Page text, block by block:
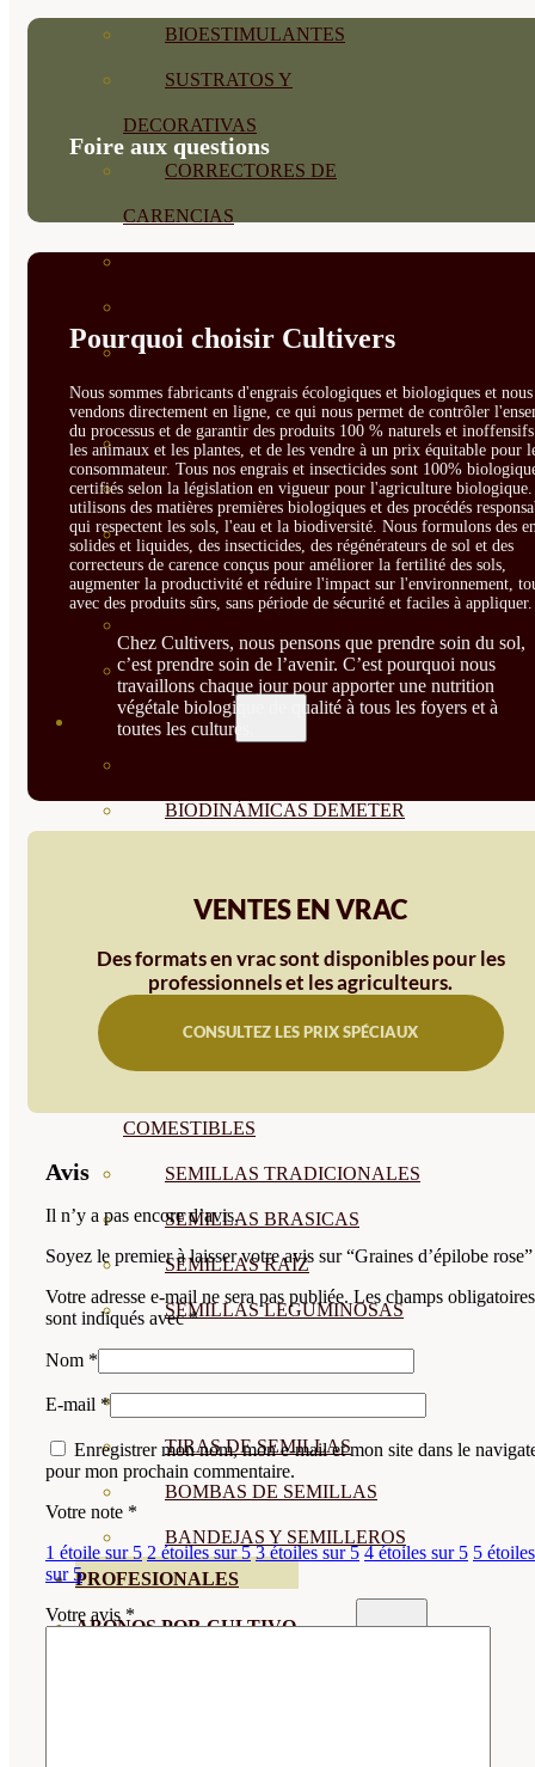
BIOESTIMULANTES
SUSTRATOS Y
DECORATIVAS
CORRECTORES DE
CARENCIAS
REGENERADORES DEL
SUELO
ÁCIDOS HÚMICOS
MATERIAS PRIMAS
PROTECCIÓN CULTIVOS Y
PLANTAS
GROWPUNCH
SEMILLAS
BIODINÁMICAS DEMETER
SEMILLAS HORTALIZA DE
SEMILLAS AROMÁTICAS
SEMILLAS FLORES
COMESTIBLES
SEMILLAS TRADICIONALES
SEMILLAS BRASICAS
SEMILLAS RAÍZ
SEMILLAS LEGUMINOSAS
MICROGREEN
CUBIERTAS VEGETALES
TIRAS DE SEMILLAS
BOMBAS DE SEMILLAS
BANDEJAS Y SEMILLEROS
PROFESIONALES
ABONOS POR CULTIVO
Foire aux questions
Pourquoi choisir Cultivers
Nous sommes fabricants d'engrais écologiques et biologiques et nous
vendons directement en ligne, ce qui nous permet de contrôler
du processus et de garantir des produits 100 % naturels et
les animaux et les plantes, et de les vendre à un prix équitable pour
consommateur. Tous nos engrais et insecticides sont 100%
certifiés selon la législation en vigueur pour l'agriculture biologique.
utilisons des matières premières biologiques et des procédés
qui respectent les sols, l'eau et la biodiversité. Nous formulons des
solides et liquides, des insecticides, des régénérateurs de sol et des
correcteurs de carence conçus pour améliorer la fertilité des sols,
augmenter la productivité et réduire l'impact sur l'environnement,
avec des produits sûrs, sans période de sécurité et faciles à appliquer.
Chez Cultivers, nous pensons que prendre soin du sol,
c’est prendre soin de l’avenir. C’est pourquoi nous
travaillons chaque jour pour apporter une nutrition
végétale biologique de qualité à tous les foyers et à
toutes les cultures.
VENTES EN VRAC
Des formats en vrac sont disponibles pour les
professionnels et les agriculteurs.
CONSULTEZ LES PRIX SPÉCIAUX
Avis
Il n’y a pas encore d’avis.
Soyez le premier à laisser votre avis sur “Graines d’épilobe rose”
Votre adresse e-mail ne sera pas publiée. Les champs obligatoires
sont indiqués avec*
Nom *
E-mail *
Enregistrer mon nom, mon e-mail et mon site dans le
pour mon prochain commentaire.
Votre note *
1 étoile sur 5 2 étoiles sur 5 3 étoiles sur 5 4 étoiles sur 5 5 étoiles
sur 5
Votre avis*